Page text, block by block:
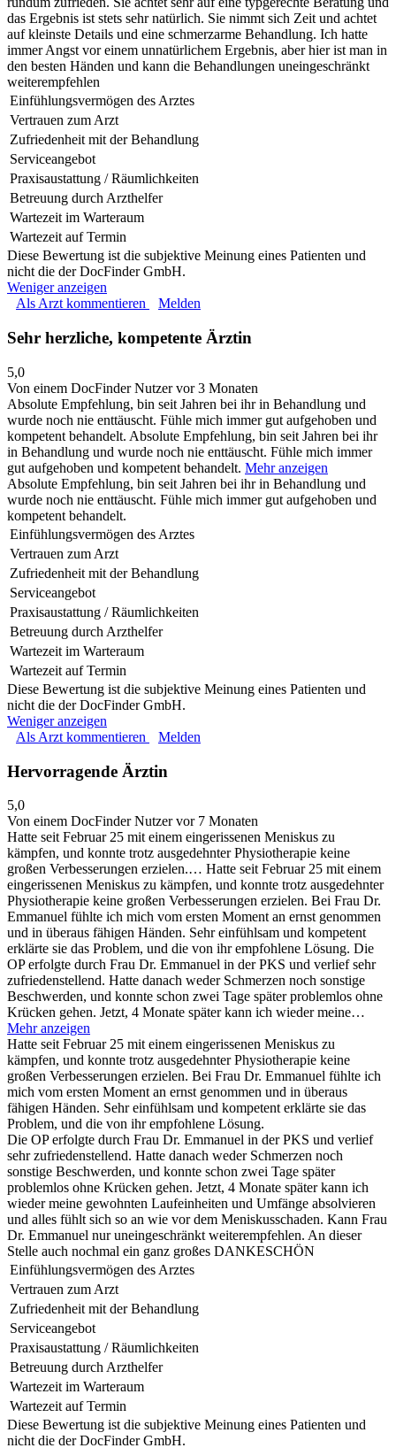
das Ergebnis ist stets sehr natürlich. Sie nimmt sich Zeit und achtet
auf kleinste Details und eine schmerzarme Behandlung. Ich hatte
immer Angst vor einem unnatürlichem Ergebnis, aber hier ist man in
den besten Händen und kann die Behandlungen uneingeschränkt
weiterempfehlen
Einfühlungsvermögen des Arztes
Vertrauen zum Arzt
Zufriedenheit mit der Behandlung
Serviceangebot
Praxisaustattung / Räumlichkeiten
Betreuung durch Arzthelfer
Wartezeit im Warteraum
Wartezeit auf Termin
Diese Bewertung ist die subjektive Meinung eines Patienten und
nicht die der DocFinder GmbH.
Weniger anzeigen
Als Arzt kommentieren
Melden
Sehr herzliche, kompetente Ärztin
5,0
Von einem DocFinder Nutzervor 3 Monaten
Absolute Empfehlung, bin seit Jahren bei ihr in Behandlung und
wurde noch nie enttäuscht. Fühle mich immer gut aufgehoben und
kompetent behandelt. Absolute Empfehlung, bin seit Jahren bei ihr
in Behandlung und wurde noch nie enttäuscht. Fühle mich immer
gut aufgehoben und kompetent behandelt. Mehr anzeigen
Absolute Empfehlung, bin seit Jahren bei ihr in Behandlung und
wurde noch nie enttäuscht. Fühle mich immer gut aufgehoben und
kompetent behandelt.
Einfühlungsvermögen des Arztes
Vertrauen zum Arzt
Zufriedenheit mit der Behandlung
Serviceangebot
Praxisaustattung / Räumlichkeiten
Betreuung durch Arzthelfer
Wartezeit im Warteraum
Wartezeit auf Termin
Diese Bewertung ist die subjektive Meinung eines Patienten und
nicht die der DocFinder GmbH.
Weniger anzeigen
Als Arzt kommentieren
Melden
Hervorragende Ärztin
5,0
Von einem DocFinder Nutzervor 7 Monaten
Hatte seit Februar 25 mit einem eingerissenen Meniskus zu
kämpfen, und konnte trotz ausgedehnter Physiotherapie keine
großen Verbesserungen erzielen.… Hatte seit Februar 25 mit einem
eingerissenen Meniskus zu kämpfen, und konnte trotz ausgedehnter
Physiotherapie keine großen Verbesserungen erzielen. Bei Frau Dr.
Emmanuel fühlte ich mich vom ersten Moment an ernst genommen
und in überaus fähigen Händen. Sehr einfühlsam und kompetent
erklärte sie das Problem, und die von ihr empfohlene Lösung. Die
OP erfolgte durch Frau Dr. Emmanuel in der PKS und verlief sehr
zufriedenstellend. Hatte danach weder Schmerzen noch sonstige
Beschwerden, und konnte schon zwei Tage später problemlos ohne
Krücken gehen. Jetzt, 4 Monate später kann ich wieder meine…
Mehr anzeigen
Hatte seit Februar 25 mit einem eingerissenen Meniskus zu
kämpfen, und konnte trotz ausgedehnter Physiotherapie keine
großen Verbesserungen erzielen. Bei Frau Dr. Emmanuel fühlte ich
mich vom ersten Moment an ernst genommen und in überaus
fähigen Händen. Sehr einfühlsam und kompetent erklärte sie das
Problem, und die von ihr empfohlene Lösung.
Die OP erfolgte durch Frau Dr. Emmanuel in der PKS und verlief
sehr zufriedenstellend. Hatte danach weder Schmerzen noch
sonstige Beschwerden, und konnte schon zwei Tage später
problemlos ohne Krücken gehen. Jetzt, 4 Monate später kann ich
wieder meine gewohnten Laufeinheiten und Umfänge absolvieren
und alles fühlt sich so an wie vor dem Meniskusschaden. Kann Frau
Dr. Emmanuel nur uneingeschränkt weiterempfehlen. An dieser
Stelle auch nochmal ein ganz großes DANKESCHÖN
Einfühlungsvermögen des Arztes
Vertrauen zum Arzt
Zufriedenheit mit der Behandlung
Serviceangebot
Praxisaustattung / Räumlichkeiten
Betreuung durch Arzthelfer
Wartezeit im Warteraum
Wartezeit auf Termin
Diese Bewertung ist die subjektive Meinung eines Patienten und
nicht die der DocFinder GmbH.